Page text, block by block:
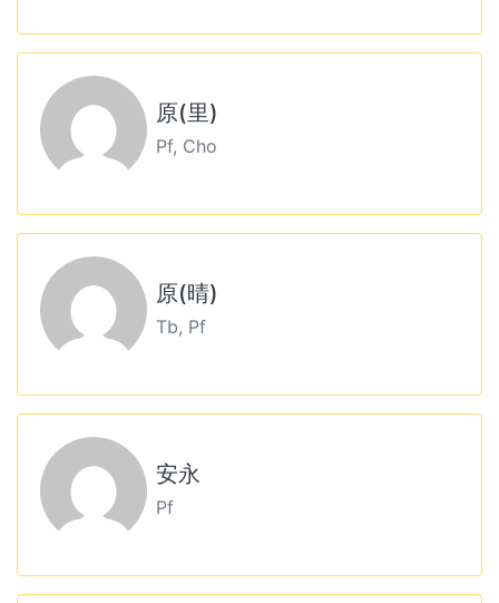
原(里)
Pf, Cho
原(晴)
Tb, Pf
安永
Pf